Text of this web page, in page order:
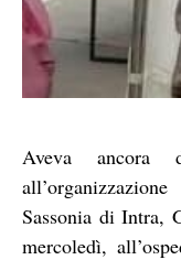
Aveva ancora
Sassonia di Intra,
mercoledì,